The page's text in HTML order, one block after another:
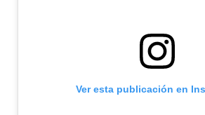
Ver esta publicación en